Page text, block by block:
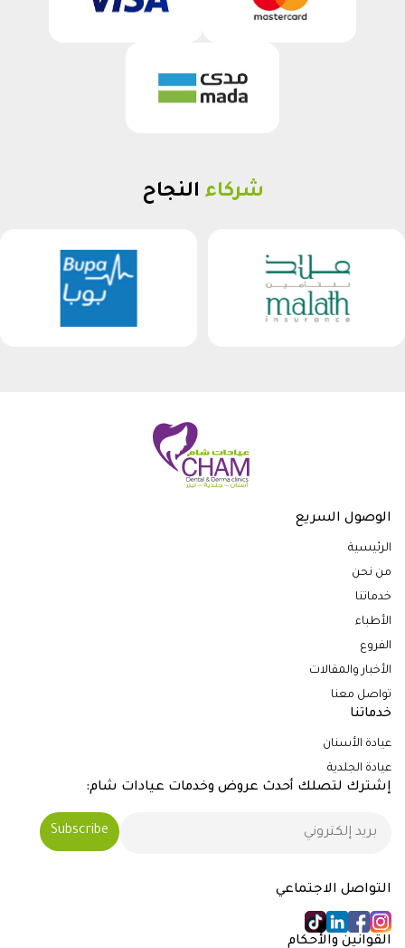
شركاء النجاح
الوصول السريع
الرئيسية
من نحن
خدماتنا
الأطباء
الفروع
الأخبار والمقالات
تواصل معنا
خدماتنا
عيادة الأسنان
عيادة الجلدية
إشترك لتصلك أحدث عروض وخدمات عيادات شام:
التواصل الاجتماعي
القوانين والأحكام